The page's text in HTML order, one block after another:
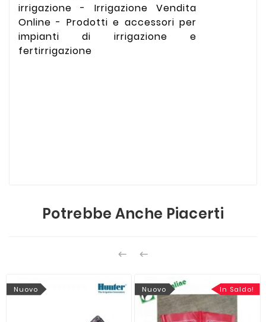
Potrebbe Anche Piacerti
 
Nuovo Nuovo In Saldo!